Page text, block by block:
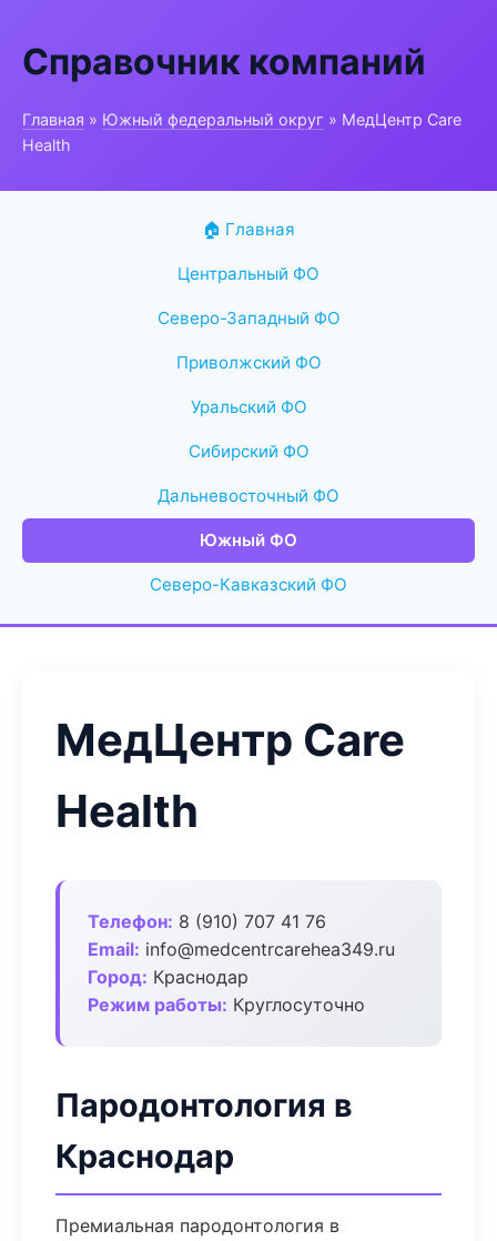
Справочник компаний
Главная » Южный федеральный округ » МедЦентр Care
Health
🏠 Главная
Центральный ФО
Северо-Западный ФО
Приволжский ФО
Уральский ФО
Сибирский ФО
Дальневосточный ФО
Южный ФО
Северо-Кавказский ФО
МедЦентр Care
Health
Телефон: 8 (910) 707 41 76
Email: info@medcentrcarehea349.ru
Город: Краснодар
Режим работы: Круглосуточно
Пародонтология в
Краснодар
Премиальная пародонтология в